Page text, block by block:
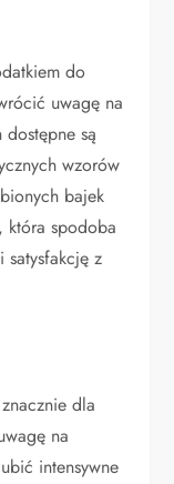
do
uwagę na
są
wzorów
bajek
która spodoba
satysfakcję z
dla
na
intensywne